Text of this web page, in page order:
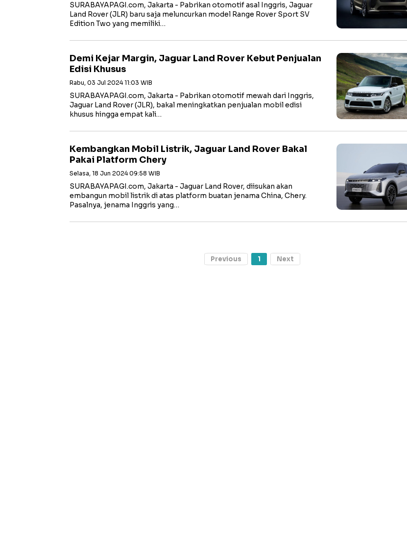
SURABAYAPAGI.com, Jakarta - Pabrikan otomotif asal Inggris, Jaguar
Land Rover (JLR) baru saja meluncurkan model Range Rover Sport SV
Edition Two yang memiliki…
Demi Kejar Margin, Jaguar Land Rover Kebut Penjualan
Edisi Khusus
Rabu, 03 Jul 2024 11:03 WIB
SURABAYAPAGI.com, Jakarta - Pabrikan otomotif mewah dari Inggris,
Jaguar Land Rover (JLR), bakal meningkatkan penjualan mobil edisi
khusus hingga empat kali…
Kembangkan Mobil Listrik, Jaguar Land Rover Bakal
Pakai Platform Chery
Selasa, 18 Jun 2024 09:58 WIB
SURABAYAPAGI.com, Jakarta - Jaguar Land Rover, diisukan akan
embangun mobil listrik di atas platform buatan jenama China, Chery.
Pasalnya, jenama Inggris yang…
Previous 1 Next